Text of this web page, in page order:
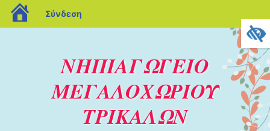
ΝΗΠΙΑΓΩΓΕΙΟ
ΜΕΓΑΛΟΧΩΡΙΟΥ
ΤΡΙΚΑΛΩΝ
blogs.sch.gr
Σύνδεση